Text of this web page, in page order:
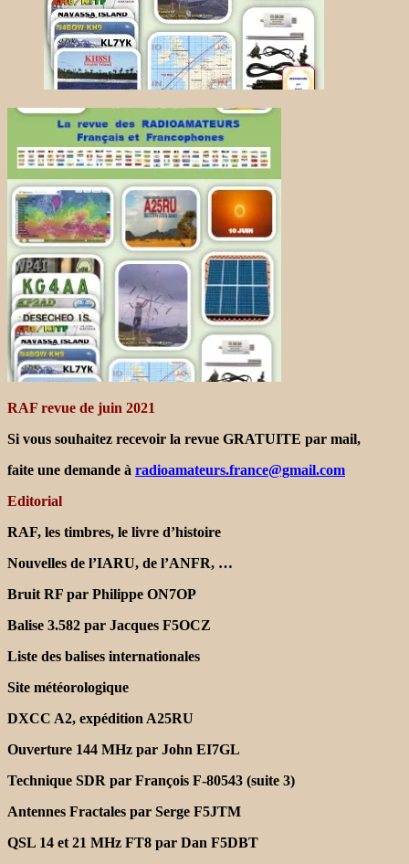
RAF revue de juin 2021
Si vous souhaitez recevoir la revue GRATUITE par mail,
faite une demande à radioamateurs.france@gmail.com
Editorial
RAF, les timbres, le livre d’histoire
Nouvelles de l’IARU, de l’ANFR, …
Bruit RF par Philippe ON7OP
Balise 3.582 par Jacques F5OCZ
Liste des balises internationales
Site météorologique
DXCC A2, expédition A25RU
Ouverture 144 MHz par John EI7GL
Technique SDR par François F-80543 (suite 3)
Antennes Fractales par Serge F5JTM
QSL 14 et 21 MHz FT8 par Dan F5DBT